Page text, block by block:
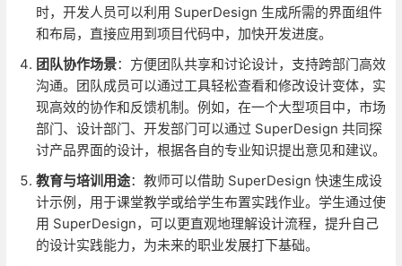
时，开发人员可以利用 SuperDesign 生成所需的界面组件
和布局，直接应用到项目代码中，加快开发进度。
团队协作场景：方便团队共享和讨论设计，支持跨部门高效
沟通。团队成员可以通过工具轻松查看和修改设计变体，实
现高效的协作和反馈机制。例如，在一个大型项目中，市场
部门、设计部门、开发部门可以通过 SuperDesign 共同探
讨产品界面的设计，根据各自的专业知识提出意见和建议。
教育与培训用途：教师可以借助 SuperDesign 快速生成设
计示例，用于课堂教学或给学生布置实践作业。学生通过使
用 SuperDesign，可以更直观地理解设计流程，提升自己
的设计实践能力，为未来的职业发展打下基础。